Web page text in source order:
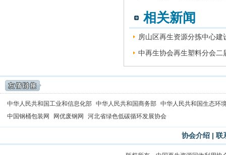
相关新闻
房山区再生资源分拣中心建
中再生协会再生塑料分会二
中华人民共和国工业和信息化部 中华人民共和国商务部 中华人民共和国生态环
中国钢桶包装网
网优废钢网 河北省绿色低碳循环发展协会
协会介绍 | 联